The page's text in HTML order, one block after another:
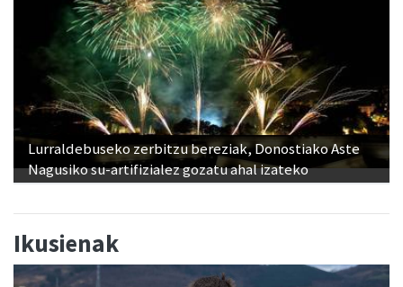
Lurraldebuseko zerbitzu bereziak, Donostiako Aste
Nagusiko su-artifizialez gozatu ahal izateko
Ikusienak